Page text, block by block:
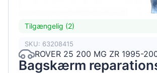
Tilgængelig (2)
SKU: 63208415
ROVER 25 200 MG ZR 1995-
Bagskærm